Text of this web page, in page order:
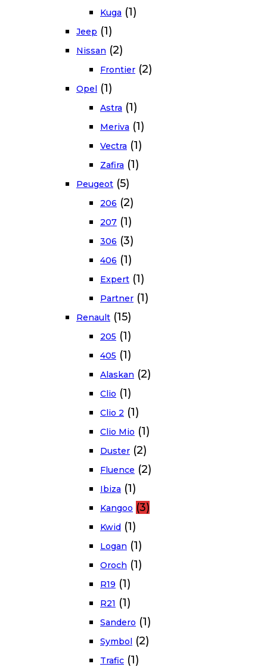
Kuga (1)
Jeep (1)
Nissan (2)
Frontier (2)
Opel (1)
Astra (1)
Meriva (1)
Vectra (1)
Zafira (1)
Peugeot (5)
206 (2)
207 (1)
306 (3)
406 (1)
Expert (1)
Partner (1)
Renault (15)
205 (1)
405 (1)
Alaskan (2)
Clio (1)
Clio 2 (1)
Clio Mio (1)
Duster (2)
Fluence (2)
Ibiza (1)
Kangoo (3)
Kwid (1)
Logan (1)
Oroch (1)
R19 (1)
R21 (1)
Sandero (1)
Symbol (2)
Trafic (1)